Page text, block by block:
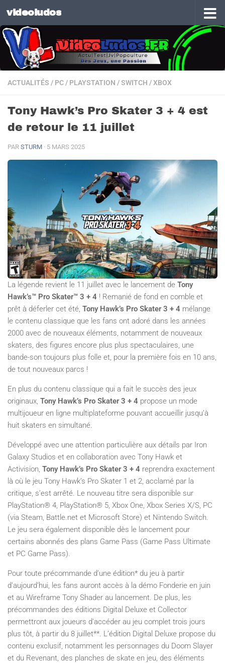
Skip to content
videoludos
ACTUALITÉS / PC/ PLAYSTATION /SWITCH /XBOX
Tony Hawk’s Pro Skater 3 + 4 est
de retour le 11 juillet
PAR STURM · 5 MARS 2025
La légende revient le 11 juillet avec le lancement de Tony
Hawk’s™ Pro Skater™ 3 + 4 ! Remanié de fond en comble et
prêt à déferler cet été, Tony Hawk’s Pro Skater 3 + 4 mélange
le contenu classique que les fans ont adoré dans les années
2000 avec de nouveaux éléments, notamment de nouveaux
skaters, des figures encore plus plus spectaculaires, une
bande-son toujours plus folle et, pour la première fois en 10 ans,
de tout nouveaux parcs !
En plus du contenu classique qui a fait le succès des jeux
originaux, Tony Hawk’s Pro Skater 3 + 4 propose un mode
multijoueur en ligne multiplateforme pouvant accueillir jusqu’à
huit skaters en simultané.
Développé avec une attention particulière aux détails par Iron
Galaxy Studios et en collaboration avec Tony Hawk et
Activision, Tony Hawk’s Pro Skater 3 + 4 reprendra exactement
là où le jeu Tony Hawk’s Pro Skater 1 et 2, acclamé par la
critique, s’est arrêté. Le nouveau titre sera disponible sur
PlayStation® 4, PlayStation® 5, Xbox One, Xbox Series X/S, PC
(via Steam, Battle.net et Microsoft Store) et Nintendo Switch.
Le jeu sera également disponible dès le lancement pour
certains abonnés des plans Game Pass (Game Pass Ultimate
et PC Game Pass).
Pour toute précommande d’une édition* du jeu à partir
d’aujourd’hui, les fans auront accès à la démo Fonderie en juin
et au Wireframe Tony Shader au lancement. De plus, les
précommandes des éditions Digital Deluxe et Collector
permettront aux joueurs d’accéder au jeu complet trois jours
plus tôt, à partir du 8 juillet**. L’édition Digital Deluxe propose du
contenu exclusif, notamment les personnages du Doom Slayer
et du Revenant, des planches de skate en jeu, des éléments